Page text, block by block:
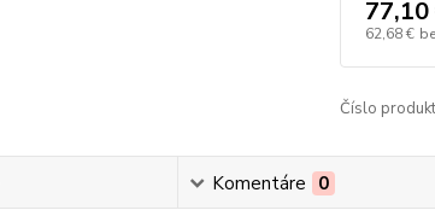
77,10
62,68 €
Číslo
Komentáre 0